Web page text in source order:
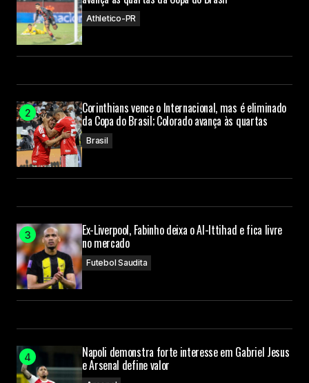
Athletico-PR
Corinthians vence o Internacional, mas é eliminado
da Copa do Brasil; Colorado avança às quartas
Brasil
Ex-Liverpool, Fabinho deixa o Al-Ittihad e fica livre
no mercado
Futebol Saudita
Napoli demonstra forte interesse em Gabriel Jesus
e Arsenal define valor